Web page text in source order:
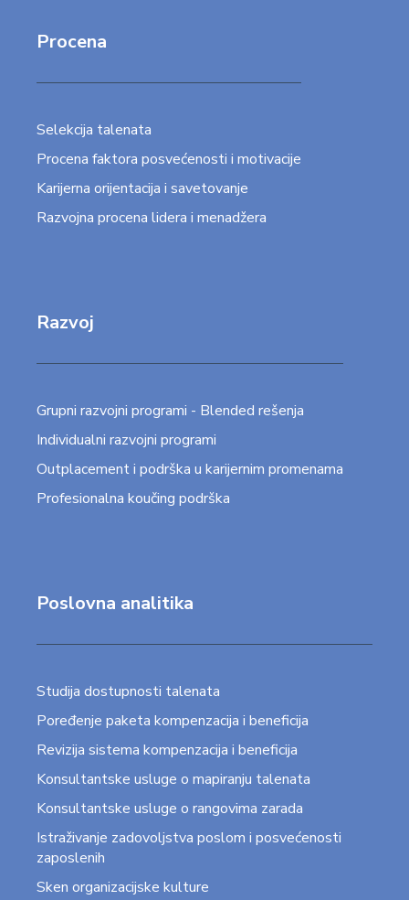
Procena
Selekcija talenata
Procena faktora posvećenosti i motivacije
Karijerna orijentacija i savetovanje
Razvojna procena lidera i menadžera
Razvoj
Grupni razvojni programi - Blended rešenja
Individualni razvojni programi
Outplacement i podrška u karijernim promenama
Profesionalna koučing podrška
Poslovna analitika
Studija dostupnosti talenata
Poređenje paketa kompenzacija i beneficija
Revizija sistema kompenzacija i beneficija
Konsultantske usluge o mapiranju talenata
Konsultantske usluge o rangovima zarada
Istraživanje zadovoljstva poslom i posvećenosti
zaposlenih
Sken organizacijske kulture